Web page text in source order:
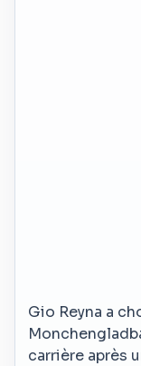
Gio Reyna a
carrière après